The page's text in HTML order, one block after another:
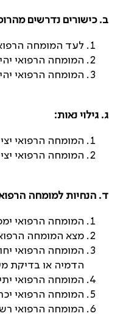
ב. כישורים נדרשים
לעד המומחה
המומחה הרפואי
המומחה הרפואי
ג. גילוי נאות:
המומחה הרפואי
המומחה הרפואי
ד. הנחיות למומחה
המומחה הרפואי
מצא המומחה
המומחה הרפואי
הדמיה או בדיקת
המומחה הרפואי
המומחה הרפואי
המומחה הרפואי